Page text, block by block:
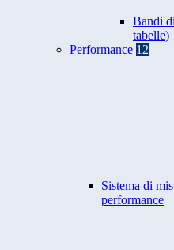
Bandi
tabelle)
Performance 12
Sistema di
performance